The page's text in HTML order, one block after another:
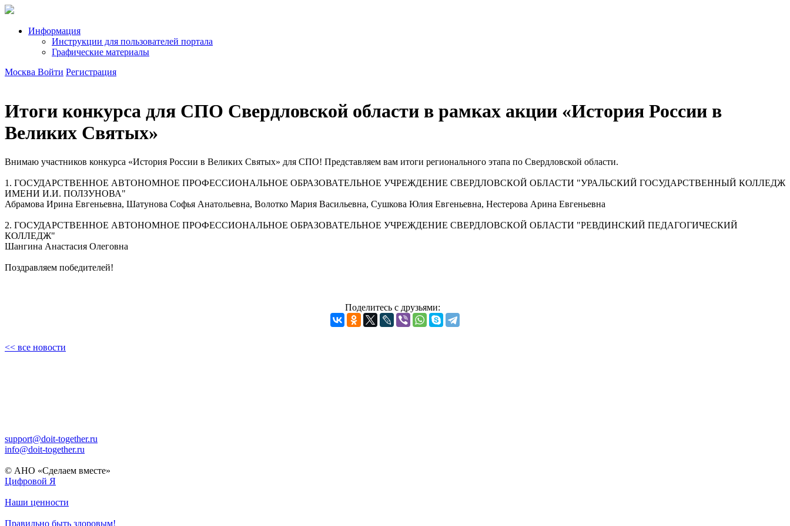
Информация
Инструкции для пользователей портала
Графические материалы
Москва Войти Регистрация
Итоги конкурса для СПО Свердловской области в рамках акции «История России в
Великих Святых»
Внимаю участников конкурса «История России в Великих Святых» для СПО! Представляем вам итоги регионального этапа по Свердловской области.
1. ГОСУДАРСТВЕННОЕ АВТОНОМНОЕ ПРОФЕССИОНАЛЬНОЕ ОБРАЗОВАТЕЛЬНОЕ УЧРЕЖДЕНИЕ СВЕРДЛОВСКОЙ ОБЛАСТИ "УРАЛЬСКИЙ ГОСУДАРСТВЕННЫЙ КОЛЛЕДЖ
ИМЕНИ И.И. ПОЛЗУНОВА"
Абрамова Ирина Евгеньевна, Шатунова Софья Анатольевна, Волотко Мария Васильевна, Сушкова Юлия Евгеньевна, Нестерова Арина Евгеньевна
2. ГОСУДАРСТВЕННОЕ АВТОНОМНОЕ ПРОФЕССИОНАЛЬНОЕ ОБРАЗОВАТЕЛЬНОЕ УЧРЕЖДЕНИЕ СВЕРДЛОВСКОЙ ОБЛАСТИ "РЕВДИНСКИЙ ПЕДАГОГИЧЕСКИЙ
КОЛЛЕДЖ"
Шангина Анастасия Олеговна
Поздравляем победителей!
Поделитесь с друзьями:
<< все новости
support@doit-together.ru
info@doit-together.ru
© АНО «Сделаем вместе»
Цифровой Я
Наши ценности
Правильно быть здоровым!